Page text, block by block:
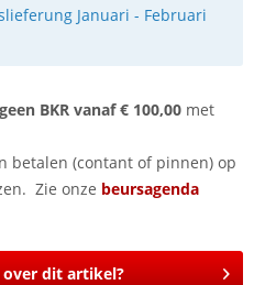
Januari - Februari
BKR vanaf € 100,00 met
betalen (contant of pinnen) op
Zie onze beursagenda
over dit artikel?